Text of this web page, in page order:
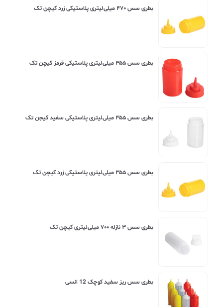
بطری سس ۴۷۰ میلی‌لیتری پلاستیکی زرد کیچن تک
بطری سس ۳۵۵ میلی‌لیتری پلاستیکی قرمز کیچن تک
بطری سس ۳۵۵ میلی‌لیتری پلاستیکی سفید کیجن تک
بطری سس ۳۵۵ میلی‌لیتری پلاستیکی زرد کیچن تک
بطری سس ۳ نازله ۷۰۰ میلی‌لیتری کیچن تک
بطری سس ریز سفید کوچک 12 انسی